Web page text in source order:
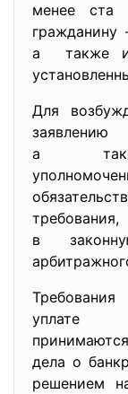
менее
гражданину
а также
Для
а
в
уплате
дела о
решением